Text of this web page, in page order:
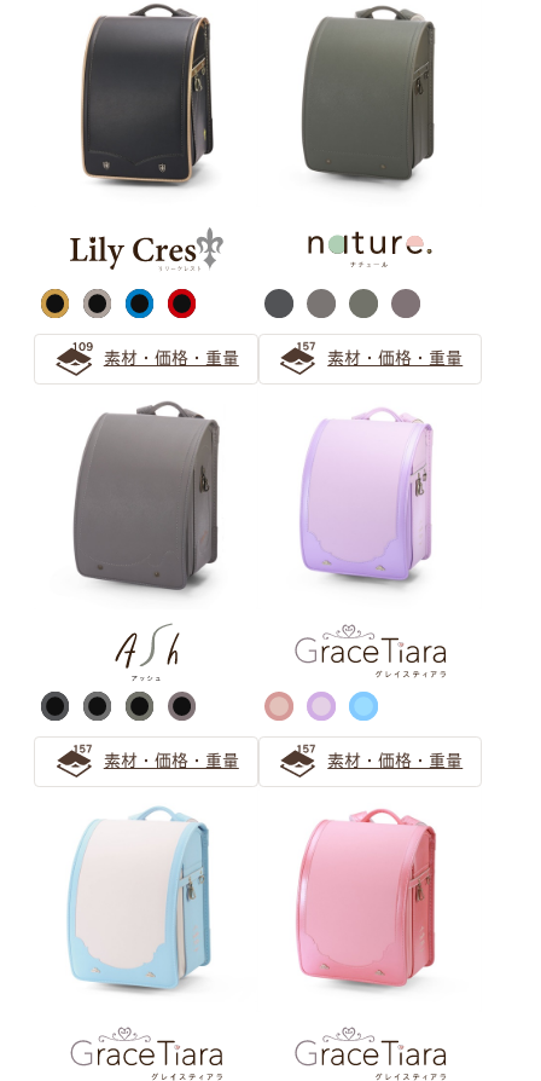
『グリーン』のランドセルがおすすめ！後悔しない緑のラ
ンドセルの選び方
緑（グリーン）のランドセルは知性を感じるカラー 大人
っぽさを伝えたいお子さまにぴったりなランドセル
の選び方
上品な大人の人気色「キャメル」のランドセルの選び方
キャメルのランドセルは女の子にも男の子にもおすすめ
オレンジのランドセルで彩る6年間 萬勇鞄ランドセルの
先輩ご家族の声
ブラウン ランドセルの選び方
【保存版】ブラウンのランドセルは大人可愛い！女の子か
茶色（ブラウン系）ランドセル シックで上品なデザイン
をご紹介
大人可愛いブラウンのランドセルは人気急上昇中！
パープル ランドセルの選び方
パープルのランドセルは女の子の憧れ！可愛らしさと気品
で飽きない工夫もできる
清楚で個性的な薄紫ランドセル 親子で安心の選び方ガイ
気品漂うパープル（紫色）カラーの人気ランドセル
素材・価格・重量 素材・価格・重量
素材・価格・重量 素材・価格・重量